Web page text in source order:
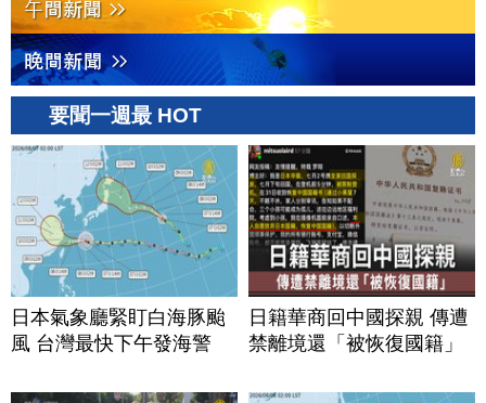
要聞一週最 HOT
日本氣象廳緊盯白海豚颱
風 台灣最快下午發海警
日籍華商回中國探親 傳遭
禁離境還「被恢復國籍」